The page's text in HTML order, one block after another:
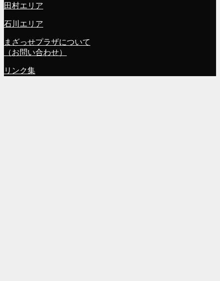
田村エリア
石川エリア
まざっせプラザについて
（お問い合わせ）
リンク集